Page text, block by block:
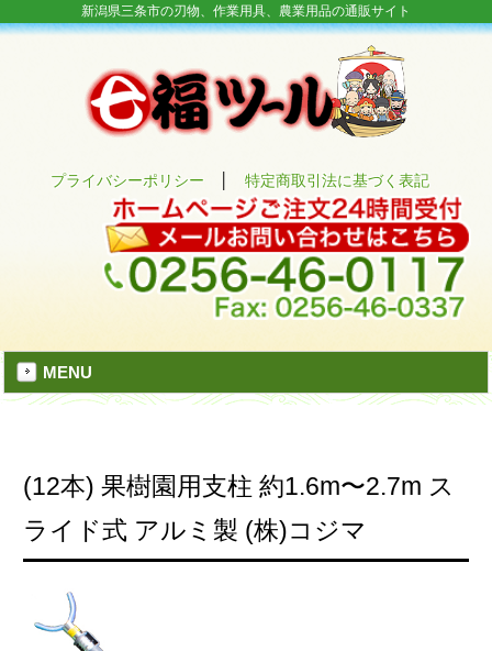
新潟県三条市の刃物、作業用具、農業用品の通販サイト
プライバシーポリシー │特定商取引法に基づく表記
MENU
(12本) 果樹園用支柱 約1.6m〜2.7m ス
ライド式 アルミ製 (株)コジマ